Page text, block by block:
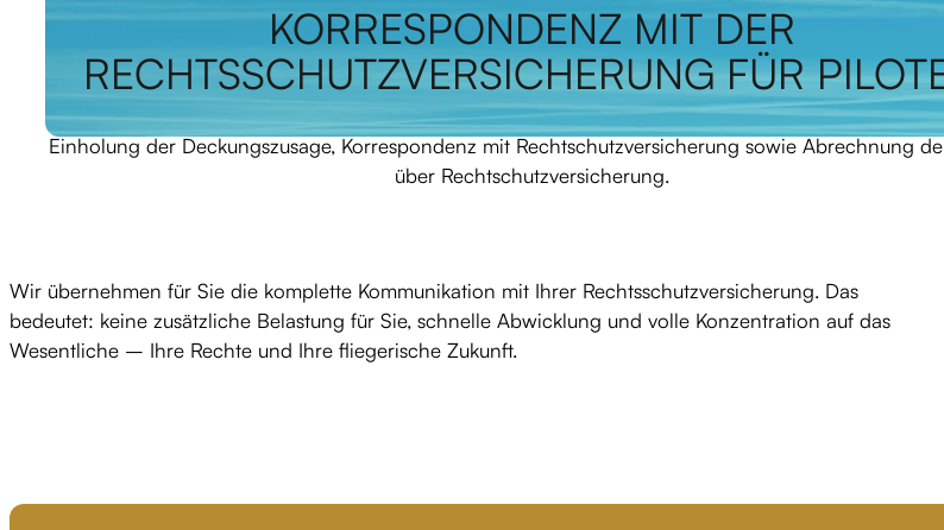
KORRESPONDENZ MIT DER
RECHTSSCHUTZVERSICHERUNG FÜR
Einholung der Deckungszusage, Korrespondenz mit Rechtschutzversicherung sowie Abrechnung
über Rechtschutzversicherung.
Wir übernehmen für Sie die komplette Kommunikation mit Ihrer Rechtsschutzversicherung. Das
bedeutet: keine zusätzliche Belastung für Sie, schnelle Abwicklung und volle Konzentration auf das
Wesentliche – Ihre Rechte und Ihre fliegerische Zukunft.